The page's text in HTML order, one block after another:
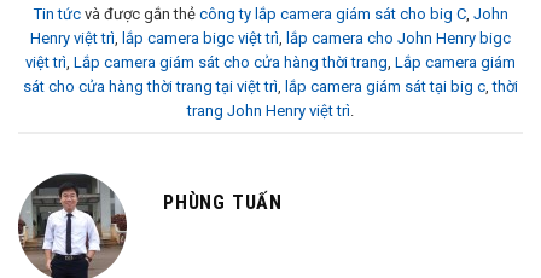
Tin tứcvà được gắn thẻ công ty lắp camera giám sát cho big C, John
Henry việt trì lắp camera bigc việt trì lắp camera cho John Henry bigc
việt trì Lắp camera giám sát cho cửa hàng thời trang Lắp camera giám
sát cho cửa hàng thời trang tại việt trì lắp camera giám sát tại big c ,thời
trang John Henry việt trì
PHÙNG TUẤN